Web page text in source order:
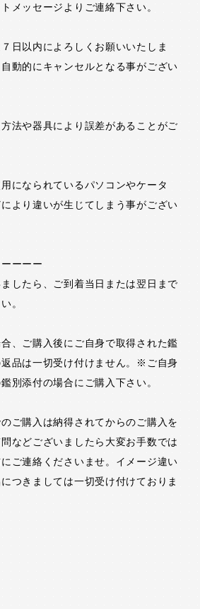
メッセージよりご連絡下さい。
日以内によろしくお願いいたしま
動的にキャンセルとなる事がござい
法や器具により誤差があることがご
になられているパソコンやケータ
より違いが生じてしまう事がござい
ーーー
したら、ご到着当日または翌日まで
。
、ご購入後にご自身で取得された鑑
品は一切受け付けません。※ご自身
別添付の場合にご購入下さい。
ご購入は納得されてからのご購入を
などございましたら大変お手数では
ご連絡くださいませ。イメージ違い
つきましては一切受け付けておりま